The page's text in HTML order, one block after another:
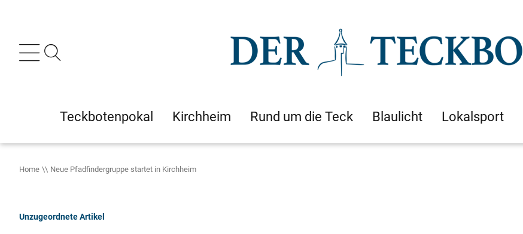
Teckbotenpokal Kirchheim Rund um die Teck Blaulicht Lokalsport
Home Neue Pfadfindergruppe startet in Kirchheim
Unzugeordnete Artikel